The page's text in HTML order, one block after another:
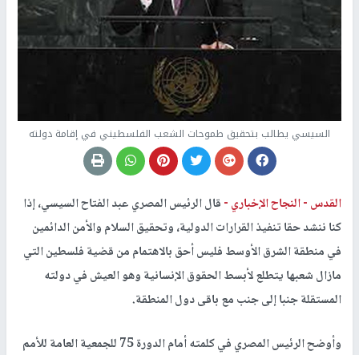
السيسي يطالب بتحقيق طموحات الشعب الفلسطيني في إقامة دولته
القدس -النجاح الإخباري -قال الرئيس المصري عبد الفتاح السيسي، إذا
كنا ننشد حقا تنفيذ القرارات الدولية، وتحقيق السلام والأمن الدائمين
في منطقة الشرق الأوسط فليس أحق بالاهتمام من قضية فلسطين التي
مازال شعبها يتطلع لأبسط الحقوق الإنسانية وهو العيش في دولته
المستقلة جنبا إلى جنب مع باقى دول المنطقة.
وأوضح الرئيس المصري في كلمته أمام الدورة 75 للجمعية العامة للأمم